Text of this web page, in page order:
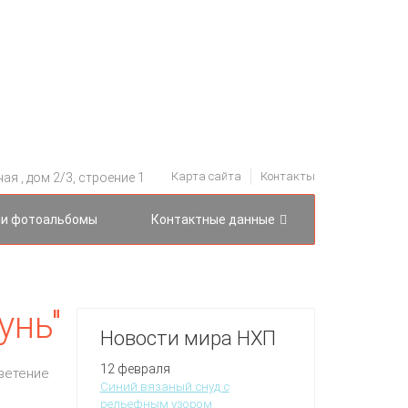
, дом 2/3, строение 1 Карта сайта Контакты
фотоальбомы Контактные данные
Новости мира НХП
12 февраля
Синий вязаный снуд с
рельефным узором